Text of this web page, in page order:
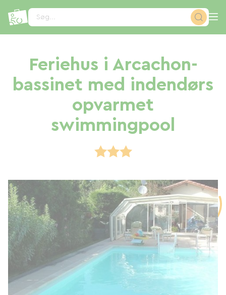
Søg...
Feriehus i Arcachon-
bassinet med indendørs
opvarmet
swimmingpool
CCookie-styringspanel